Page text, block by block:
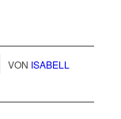
VON ISABELL